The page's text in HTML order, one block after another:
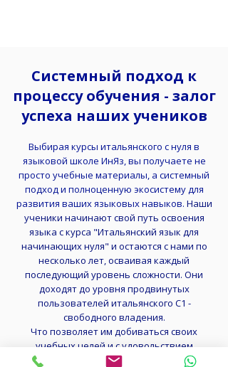
Системный подход к
процессу обучения - залог
успеха наших учеников
Выбирая курсы итальянского с нуля в
языковой школе ИнЯз, вы получаете не
просто учебные материалы, а системный
подход и полноценную экосистему для
развития ваших языковых навыков. Наши
ученики начинают свой путь освоения
языка с курса "Итальянский язык для
начинающих нуля" и остаются с нами по
несколько лет, осваивая каждый
последующий уровень сложности. Они
доходят до уровня продвинутых
пользователей итальянского C1 -
свободного владения.
Что позволяет им добиваться своих
учебных целей и с удовольствием
приходить на наши курсы итальянского